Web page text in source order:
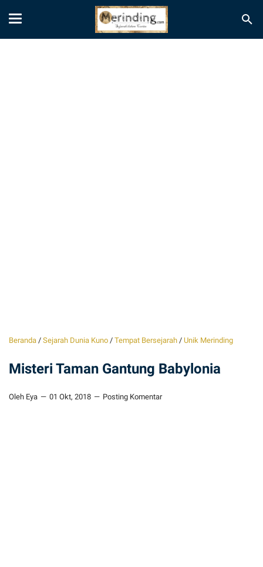
Beranda / Sejarah Dunia Kuno / Tempat Bersejarah / Unik Merinding
Misteri Taman Gantung Babylonia
Oleh Eya 01 Okt, 2018 Posting Komentar